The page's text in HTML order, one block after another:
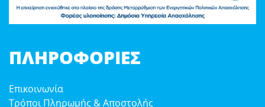
ΠΛΗΡΟΦΟΡΊΕΣ
Επικοινωνία
Τρόποι Πληρωμής & Αποστολής